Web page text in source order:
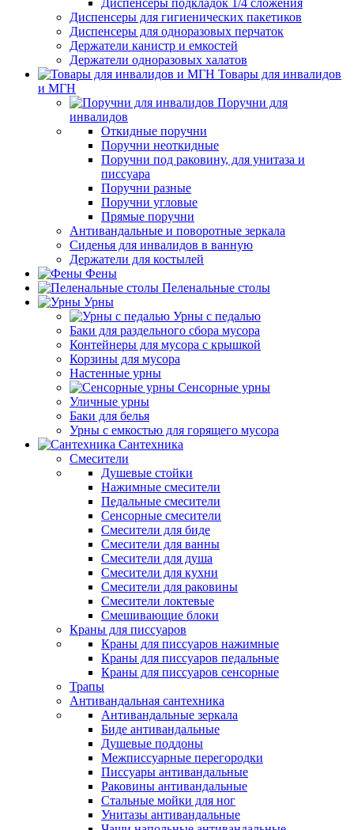
Диспенсеры подкладок 1/4 сложения
Диспенсеры для гигиенических пакетиков
Диспенсеры для одноразовых перчаток
Держатели канистр и емкостей
Держатели одноразовых халатов
Товары для инвалидов
и МГН
Поручни для
инвалидов
Откидные поручни
Поручни неоткидные
Поручни под раковину, для унитаза и
писсуара
Поручни разные
Поручни угловые
Прямые поручни
Антивандальные и поворотные зеркала
Сиденья для инвалидов в ванную
Держатели для костылей
Фены
Пеленальные столы
Урны
Урны с педалью
Баки для раздельного сбора мусора
Контейнеры для мусора с крышкой
Корзины для мусора
Настенные урны
Сенсорные урны
Уличные урны
Баки для белья
Урны с емкостью для горящего мусора
Сантехника
Смесители
Душевые стойки
Нажимные смесители
Педальные смесители
Сенсорные смесители
Смесители для биде
Смесители для ванны
Смесители для душа
Смесители для кухни
Смесители для раковины
Смесители локтевые
Смешивающие блоки
Краны для писсуаров
Краны для писсуаров нажимные
Краны для писсуаров педальные
Краны для писсуаров сенсорные
Трапы
Антивандальная сантехника
Антивандальные зеркала
Биде антивандальные
Душевые поддоны
Межписсуарные перегородки
Писсуары антивандальные
Раковины антивандальные
Стальные мойки для ног
Унитазы антивандальные